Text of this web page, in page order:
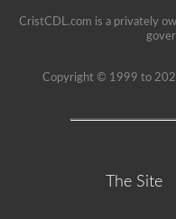
CristCDL.com is a privately
Copyright © 1999 to
The Site